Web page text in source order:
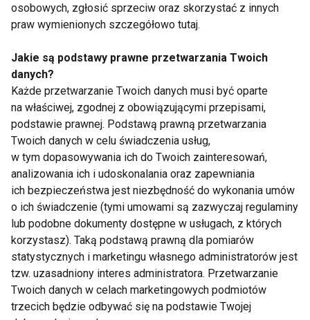
Martyna
Nowa sieć klubów
Martyna
Wojciechowska
Pokaż więcej
Nie przegap nowości ze
osobowych, zgłosić sprzeciw oraz skorzystać z innych
praw wymienionych szczegółowo tutaj.
Jakie są podstawy prawne przetwarzania Twoich
danych?
Każde przetwarzanie Twoich danych musi być oparte
na właściwej, zgodnej z obowiązującymi przepisami,
podstawie prawnej. Podstawą prawną przetwarzania
Twoich danych w celu świadczenia usług,
w tym dopasowywania ich do Twoich zainteresowań,
analizowania ich i udoskonalania oraz zapewniania
ich bezpieczeństwa jest niezbędność do wykonania umów
o ich świadczenie (tymi umowami są zazwyczaj regulaminy
lub podobne dokumenty dostępne w usługach, z których
korzystasz). Taką podstawą prawną dla pomiarów
statystycznych i marketingu własnego administratorów jest
tzw. uzasadniony interes administratora. Przetwarzanie
Twoich danych w celach marketingowych podmiotów
trzecich będzie odbywać się na podstawie Twojej